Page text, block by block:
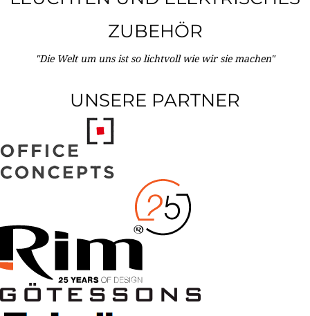
ZUBEHÖR
"Die Welt um uns ist so lichtvoll wie wir sie machen"
UNSERE PARTNER